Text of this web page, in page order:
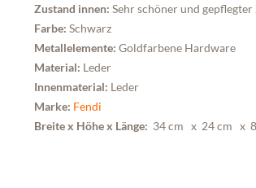
Zustand innen: Sehr schöner und
Farbe: Schwarz
Metallelemente: Goldfarbene Hardware
Material: Leder
Innenmaterial: Leder
Marke: Fendi
Breite x Höhe x Länge: 34 cm x 24 cm x